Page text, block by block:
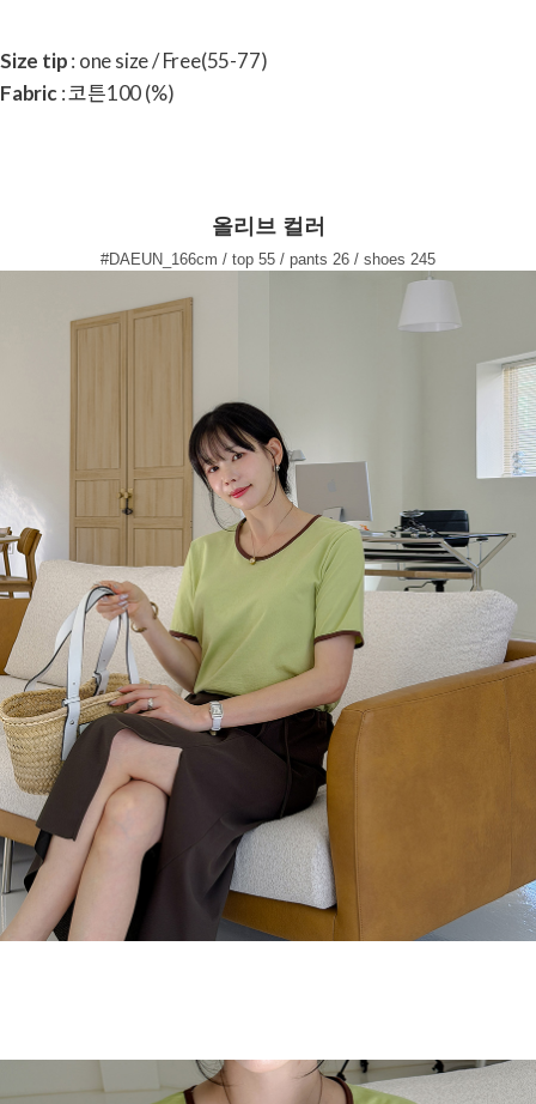
Size tip: one size / Free(55-77)
Fabric: 코튼100 (%)
올리브 컬러
#DAEUN_166cm / top 55 / pants 26 / shoes 245